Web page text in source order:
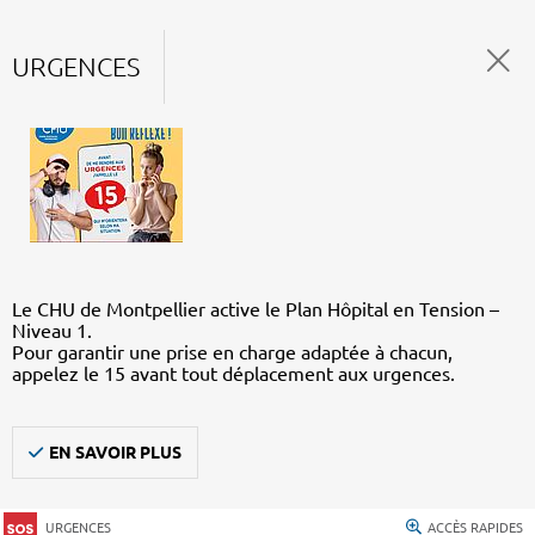
URGENCES
Le CHU de Montpellier active le Plan Hôpital en Tension –
Niveau 1.
Pour garantir une prise en charge adaptée à chacun,
appelez le 15 avant tout déplacement aux urgences.
EN SAVOIR PLUS
URGENCES ACCÈS RAPIDES